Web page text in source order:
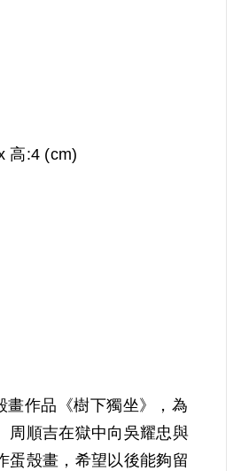
高:4 (cm)
畫作品《樹下獨坐》，為
周順吉在獄中向吳耀忠與
蛋殼畫，希望以後能夠留